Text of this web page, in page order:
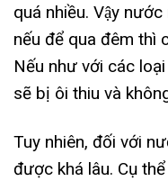
quá nhiều. Vậy
nếu để qua đêm thì
Nếu như với các
sẽ bị ôi thiu và
Tuy nhiên, đối với
được khá lâu. Cụ